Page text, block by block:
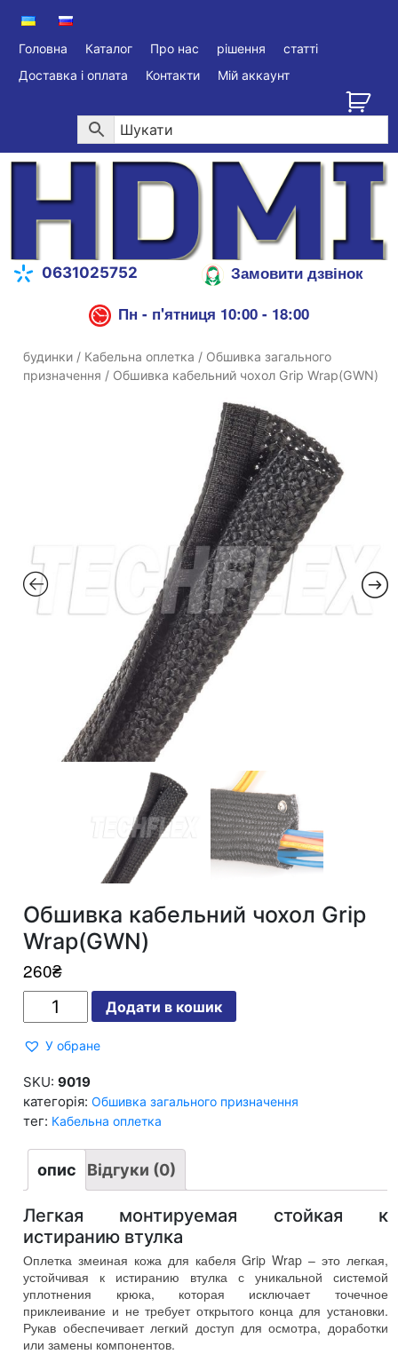
Головна Каталог Про нас рішення
статті
Доставка і оплата
Контакти Мій аккаунт
0631025752
Замовити дзвінок
Пн - п'ятниця 10:00 - 18:00
будинки / Кабельна оплетка / Обшивка загального
призначення / Обшивка кабельний чохол Grip Wrap(GWN)
Обшивка кабельний чохол Grip
Wrap(GWN)
260₴
чохол
Wrap(GWN)
Додати в кошик
У обране
SKU:9019
категорія:Обшивка загального призначення
тег: Кабельна оплетка
опис Відгуки (0)
Легкая монтируемая стойкая к
истиранию втулка
Оплетка змеиная кожа для кабеля Grip Wrap – это легкая,
устойчивая к истиранию втулка с уникальной системой
уплотнения крюка, которая исключает точечное
приклеивание и не требует открытого конца для установки.
Рукав обеспечивает легкий доступ для осмотра, доработки
или замены компонентов.